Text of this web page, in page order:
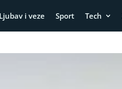
Ljubav i veze Sport Tech